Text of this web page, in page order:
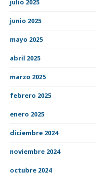
junio 2025
mayo 2025
abril 2025
marzo 2025
febrero 2025
enero 2025
diciembre 2024
noviembre 2024
octubre 2024